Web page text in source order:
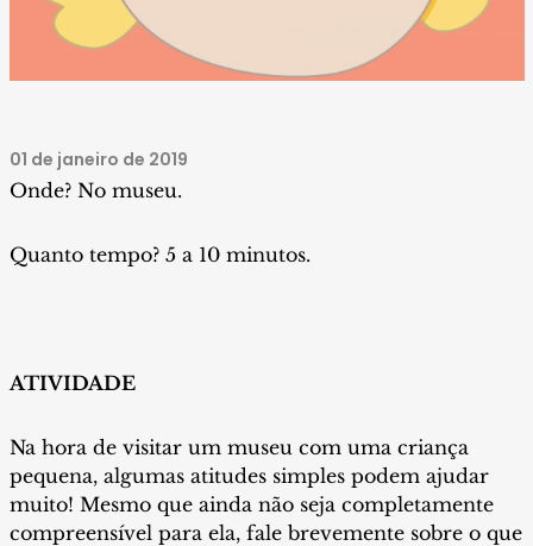
01 de janeiro de 2019
Onde? No museu.
Quanto tempo? 5 a 10 minutos.
ATIVIDADE
Na hora de visitar um museu com uma criança
pequena, algumas atitudes simples podem ajudar
muito! Mesmo que ainda não seja completamente
compreensível para ela, fale brevemente sobre o que